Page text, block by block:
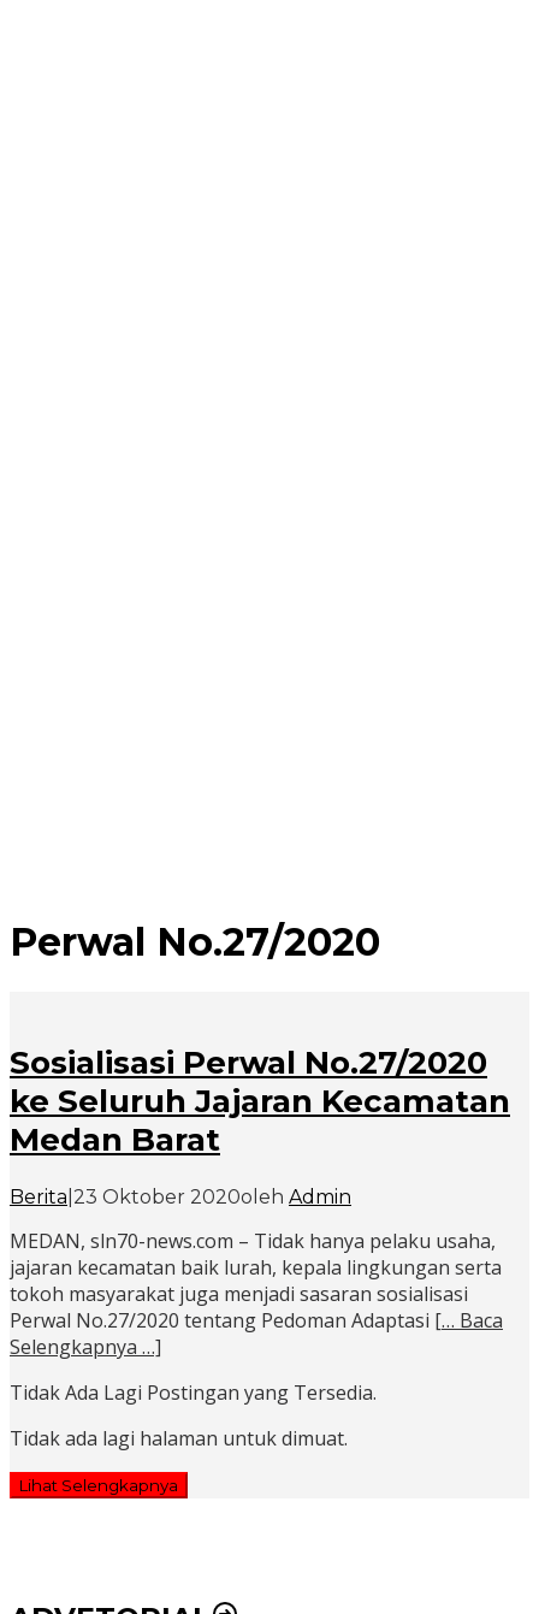
Perwal No.27/2020
Sosialisasi Perwal No.27/2020
ke Seluruh Jajaran Kecamatan
Medan Barat
Berita 23 Oktober 2020oleh Admin
MEDAN, sln70-news.com – Tidak hanya pelaku usaha,
jajaran kecamatan baik lurah, kepala lingkungan serta
tokoh masyarakat juga menjadi sasaran sosialisasi
Perwal No.27/2020 tentang Pedoman Adaptasi [… Baca
Selengkapnya …]
Tidak Ada Lagi Postingan yang Tersedia.
Tidak ada lagi halaman untuk dimuat.
Lihat Selengkapnya